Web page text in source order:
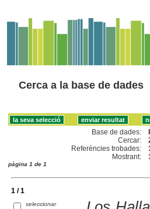
Cerca a la base de dades
Base de dades:
Cercar:
Referències trobades:
Mostrant:
pàgina 1 de 1
1 / 1
seleccionar